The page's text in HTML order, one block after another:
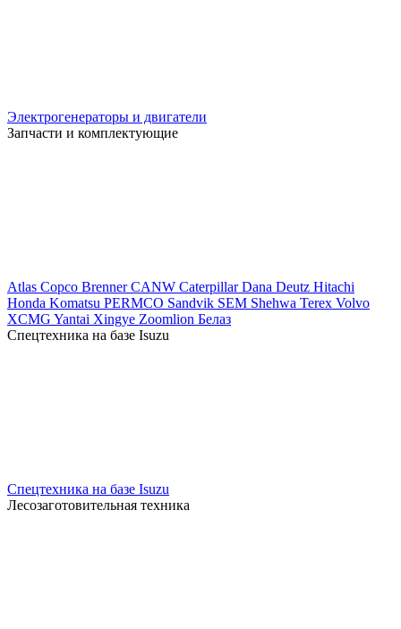
Электрогенераторы и двигатели
Запчасти и комплектующие
Atlas Copco BrennerCANW CaterpillarDana Deutz Hitachi
Honda Komatsu PERMCO Sandvik SEM Shehwa Terex Volvo
XCMG Yantai Xingye Zoomlion Белаз
Спецтехника на базе Isuzu
Спецтехника на базе Isuzu
Лесозаготовительная техника